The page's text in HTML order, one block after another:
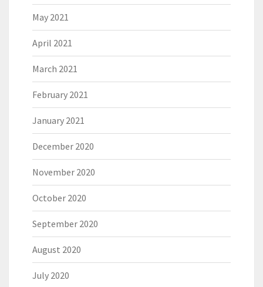
May 2021
April 2021
March 2021
February 2021
January 2021
December 2020
November 2020
October 2020
September 2020
August 2020
July 2020